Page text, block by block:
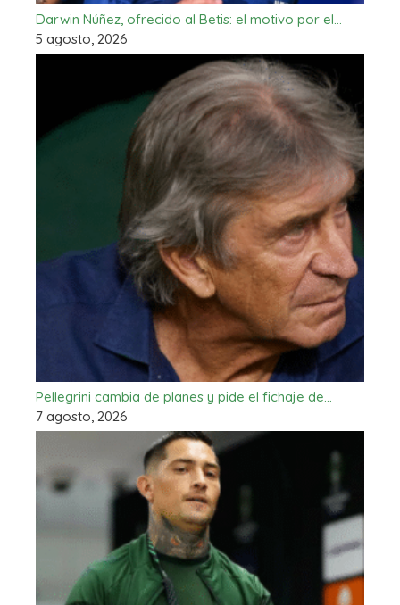
Darwin Núñez, ofrecido al Betis: el motivo por el…
5 agosto, 2026
Pellegrini cambia de planes y pide el fichaje de…
7 agosto, 2026